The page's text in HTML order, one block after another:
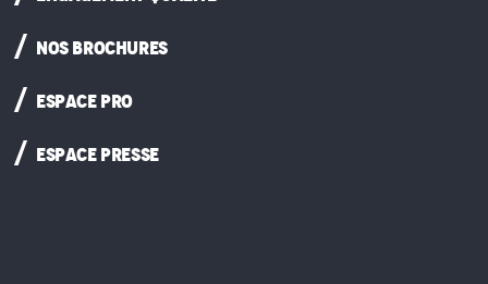
NOS BROCHURES
ESPACE PRO
ESPACE PRESSE